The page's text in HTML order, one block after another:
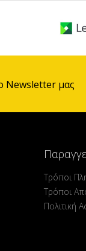
Newsletter μας
Τρόποι
Τρόποι
Πολιτική